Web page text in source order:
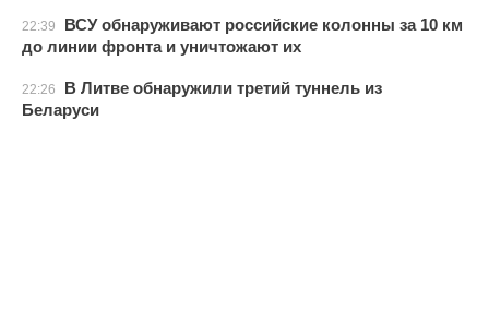
22:39
ВСУ обнаруживают российские колонны за 10 км
до линии фронта и уничтожают их
22:26
В Литве обнаружили третий туннель из
Беларуси